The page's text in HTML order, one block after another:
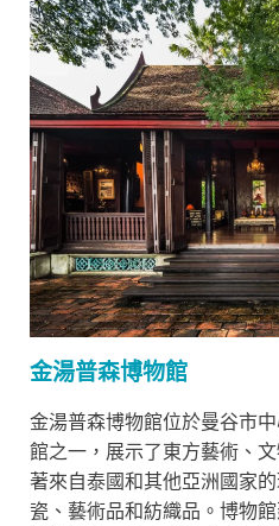
金湯普森博物館
金湯普森博物館位於曼谷市
館之一，展示了東方藝術、
著來自泰國和其他亞洲國家
瓷、藝術品和紡織品。博物